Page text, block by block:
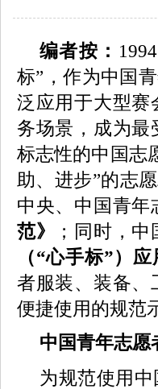
编者按：
标”，作为中国
泛应用于大型赛
务场景，成为最
标志性的中国志
助、进步”的志
中央、中国青年
范》
；同时，
（“心手标”）
者服装、装备、
便捷使用的规范
中国青年志愿
为规范使用